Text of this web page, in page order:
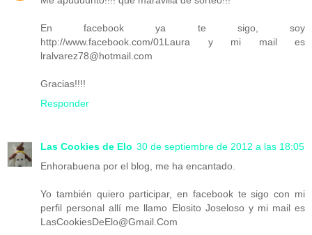
En facebook ya te sigo, soy
http://www.facebook.com/01Laura y mi mail es
lralvarez78@hotmail.com
Gracias!!!!
Responder
Las Cookies de Elo 30 de septiembre de 2012 a las 18:05
Enhorabuena por el blog, me ha encantado.
Yo también quiero participar, en facebook te sigo con mi
perfil personal allí me llamo Elosito Joseloso y mi mail es
LasCookiesDeElo@Gmail.Com